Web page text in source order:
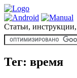
Статьи,
Тег: время